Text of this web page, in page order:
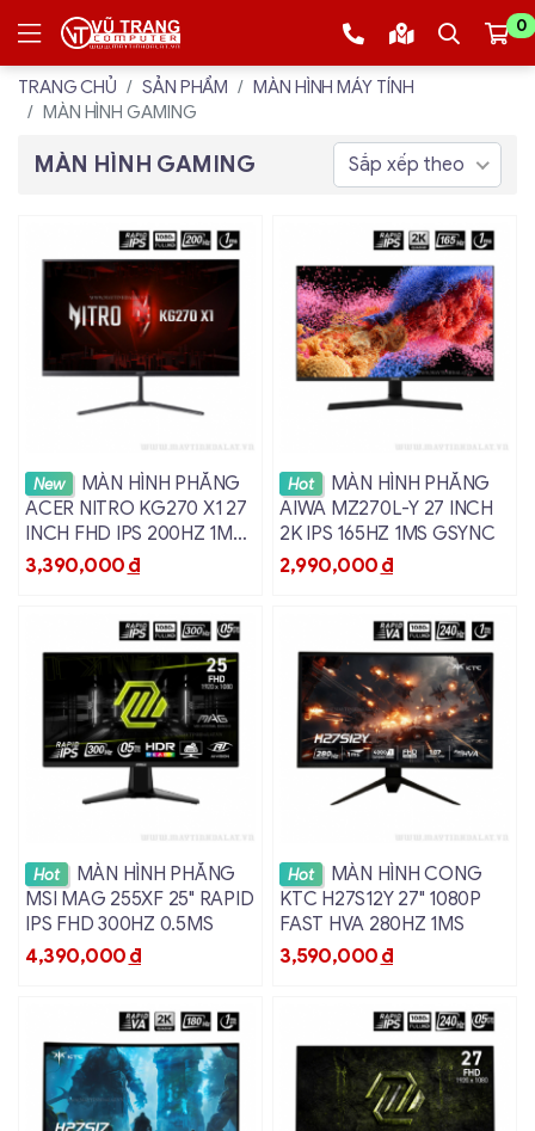
0
TRANG CHỦ SẢN PHẨM
MÀN HÌNH MÁY TÍNH
MÀN HÌNH GAMING
MÀN HÌNH GAMING Sắp xếp theo
Xem chi tiết
New
MÀN HÌNH PHẲNG
ACER NITRO KG270 X1 27
INCH FHD IPS 200HZ 1MS
GSYNC
3,390,000đ
Xem chi tiết
Hot
MÀN HÌNH PHẲNG
AIWA MZ270L-Y 27 INCH
2K IPS 165HZ 1MS GSYNC
2,990,000đ
Xem chi tiết
Hot
MÀN HÌNH PHẲNG
MSI MAG 255XF 25" RAPID
IPS FHD 300HZ 0.5MS
4,390,000đ
Xem chi tiết
Hot
MÀN HÌNH CONG
KTC H27S12Y 27" 1080P
FAST HVA 280HZ 1MS
3,590,000đ